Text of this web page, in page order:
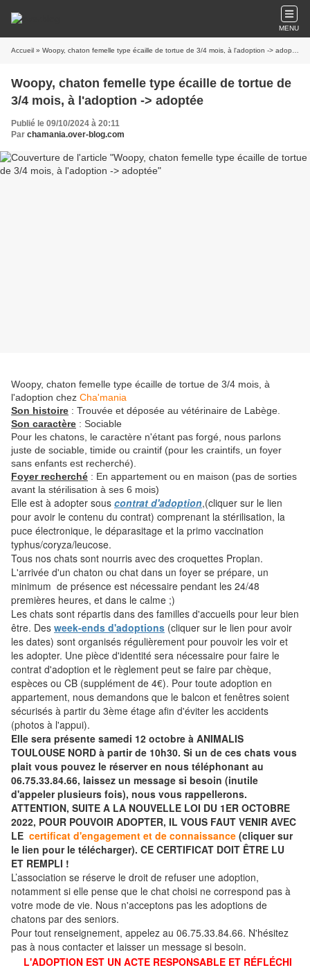
MENU
Accueil » Woopy, chaton femelle type écaille de tortue de 3/4 mois, à l'adoption -> adoptée
Woopy, chaton femelle type écaille de tortue de
3/4 mois, à l'adoption -> adoptée
Publié le 09/10/2024 à 20:11
Par chamania.over-blog.com
Woopy, chaton femelle type écaille de tortue de 3/4 mois, à
l'adoption chez Cha'mania
Son histoire : Trouvée et déposée au vétérinaire de Labège.
Son caractère : Sociable
Pour les chatons, le caractère n'étant pas forgé, nous parlons
juste de sociable, timide ou craintif (pour les craintifs, un foyer
sans enfants est recherché).
Foyer recherché : En appartement ou en maison (pas de sorties
avant la stérilisation à ses 6 mois)
Elle est à adopter sous contrat d'adoption,(cliquer sur le lien
pour avoir le contenu du contrat) comprenant la stérilisation, la
puce électronique, le déparasitage et la primo vaccination
typhus/coryza/leucose.
Tous nos chats sont nourris avec des croquettes Proplan.
L'arrivée d'un chaton ou chat dans un foyer se prépare, un
minimum de présence est nécessaire pendant les 24/48
premières heures, et dans le calme ;)
Les chats sont répartis dans des familles d'accueils pour leur bien
être. Des week-ends d'adoptions (cliquer sur le lien pour avoir
les dates) sont organisés régulièrement pour pouvoir les voir et
les adopter. Une pièce d'identité sera nécessaire pour faire le
contrat d'adoption et le règlement peut se faire par chèque,
espèces ou CB (supplément de 4€). Pour toute adoption en
appartement, nous demandons que le balcon et fenêtres soient
sécurisés à partir du 3ème étage afin d'éviter les accidents
(photos à l'appui).
Elle sera présente samedi 12 octobre à ANIMALIS
TOULOUSE NORD à partir de 10h30. Si un de ces chats vous
plait vous pouvez le réserver en nous téléphonant au
06.75.33.84.66, laissez un message si besoin (inutile
d'appeler plusieurs fois), nous vous rappellerons.
ATTENTION, SUITE A LA NOUVELLE LOI DU 1ER OCTOBRE
2022, POUR POUVOIR ADOPTER, IL VOUS FAUT VENIR AVEC
LE certificat d'engagement et de connaissance (cliquer sur
le lien pour le télécharger). CE CERTIFICAT DOIT ÊTRE LU
ET REMPLI !
L’association se réserve le droit de refuser une adoption,
notamment si elle pense que le chat choisi ne correspond pas à
votre mode de vie. Nous n'acceptons pas les adoptions de
chatons par des seniors.
Pour tout renseignement, appelez au 06.75.33.84.66. N'hésitez
pas à nous contacter et laisser un message si besoin.
L'ADOPTION EST UN ACTE RESPONSABLE ET RÉFLÉCHI